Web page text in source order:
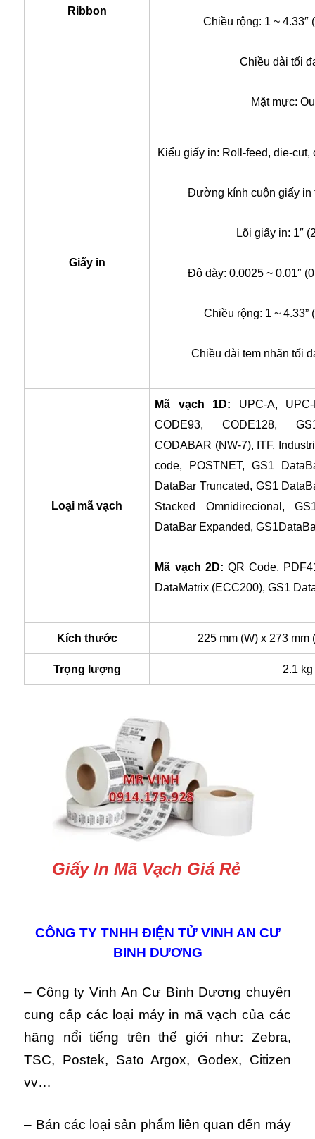
Ribbon
Chiều rộng: 1 ~ 4.33″
Chiều dài tối
Mặt mực:
Giấy in
Kiểu giấy in: Roll-feed, die-cut,
Đường kính cuộn giấy in
Lõi giấy in: 1″
Độ dày: 0.0025 ~ 0.01″
Chiều rộng: 1 ~ 4.33”
Chiều dài tem nhãn tối
Loại mã vạch
Mã vạch 1D: UPC-A,
CODE93, CODE128,
CODABAR (NW-7), ITF,
code, POSTNET, GS1
DataBar Truncated, GS1
Stacked Omnidirecional,
DataBar Expanded,
Mã vạch 2D: QR Code,
DataMatrix (ECC200), GS1
Kích thước 225 mm (W) x 273 mm
Trọng lượng 2.1 kg
Giấy In Mã Vạch Giá Rẻ
CÔNG TY TNHH ĐIỆN TỬ VINH AN CƯ
BINH DƯƠNG
– Công ty Vinh An Cư Bình Dương chuyên
cung cấp các loại máy in mã vạch của các
hãng nổi tiếng trên thế giới như: Zebra,
TSC, Postek, Sato Argox, Godex, Citizen
vv…
– Bán các loại sản phẩm liên quan đến máy